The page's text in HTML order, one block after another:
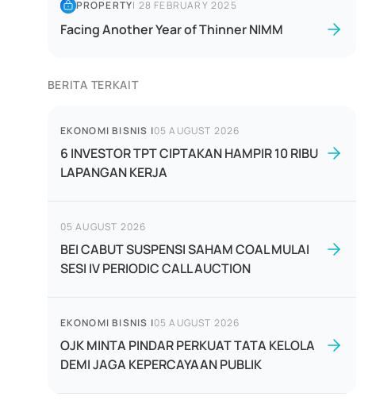
PROPERTY| 28 FEBRUARY 2025
Facing Another Year of Thinner NIMM
BERITA TERKAIT
EKONOMI BISNIS |05 AUGUST 2026
6 INVESTOR TPT CIPTAKAN HAMPIR 10 RIBU
LAPANGAN KERJA
05 AUGUST 2026
BEI CABUT SUSPENSI SAHAM COAL MULAI
SESI IV PERIODIC CALL AUCTION
EKONOMI BISNIS |05 AUGUST 2026
OJK MINTA PINDAR PERKUAT TATA KELOLA
DEMI JAGA KEPERCAYAAN PUBLIK